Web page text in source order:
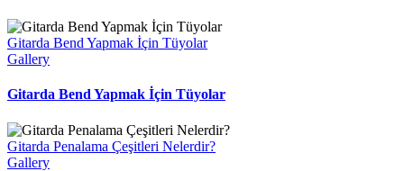
Gitarda Bend Yapmak İçin Tüyolar
Gallery
Gitarda Bend Yapmak İçin Tüyolar
Gitarda Penalama Çeşitleri Nelerdir?
Gallery